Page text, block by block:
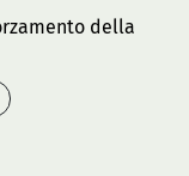
della